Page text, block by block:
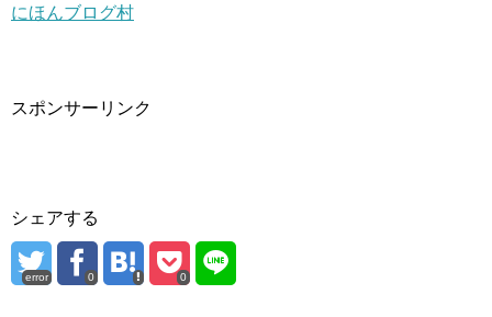
にほんブログ村
スポンサーリンク
シェアする
error 0 0